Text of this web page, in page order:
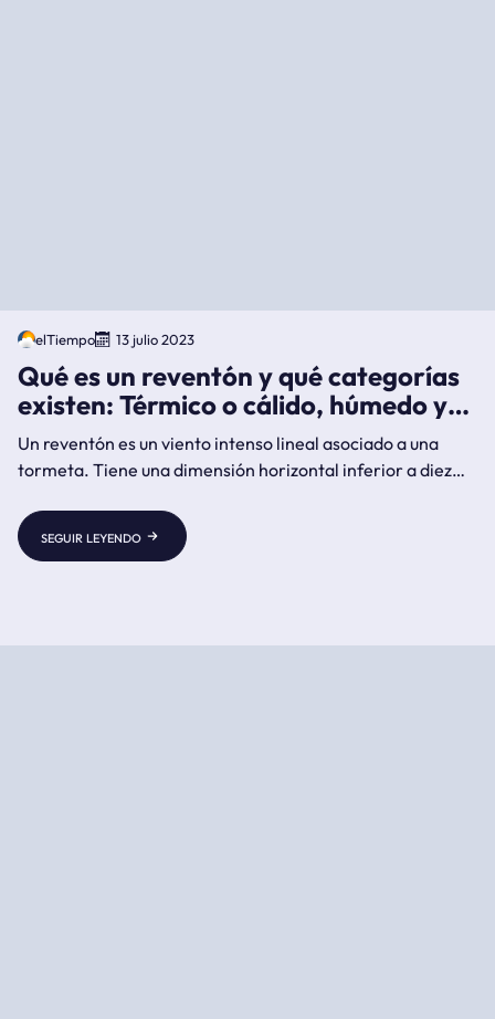
elTiempo 13 julio 2023
Qué es un reventón y qué categorías
existen: Térmico o cálido, húmedo y
seco
Un reventón es un viento intenso lineal asociado a una
tormeta. Tiene una dimensión horizontal inferior a diez
minutos. El reventón puede ser cálido o térmico, húmedo o
seco.
seguir leyendo